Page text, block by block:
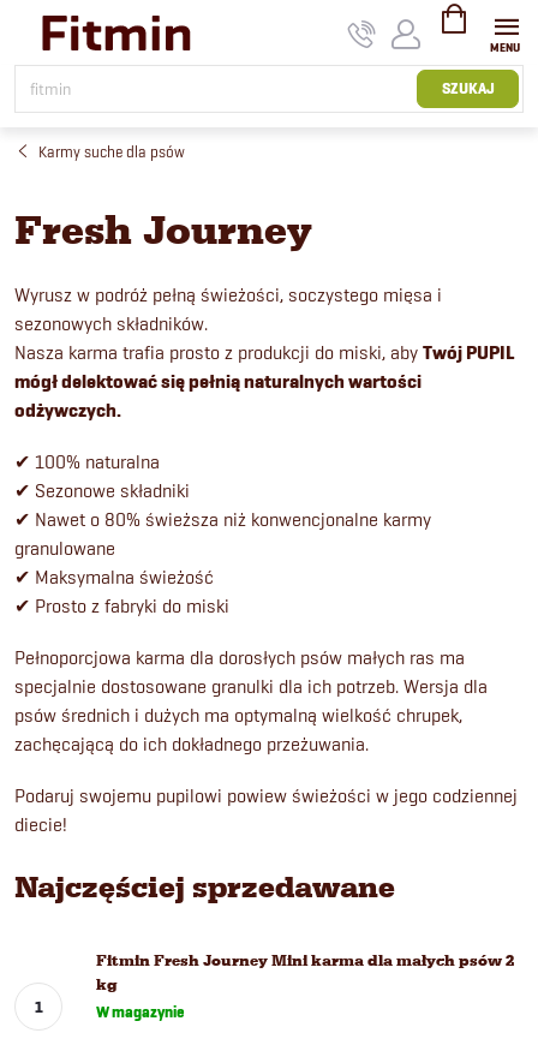
treści
SZUKAJ
KOSZYK
Karmy suche dla psów
Fresh Journey
Wyrusz w podróż pełną świeżości, soczystego mięsa i
sezonowych składników.
Nasza karma trafia prosto z produkcji do miski, aby Twój PUPIL
mógł delektować się pełnią naturalnych wartości
odżywczych.
✔ 100% naturalna
✔ Sezonowe składniki
✔ Nawet o 80% świeższa niż konwencjonalne karmy
granulowane
✔ Maksymalna świeżość
✔ Prosto z fabryki do miski
Pełnoporcjowa karma dla dorosłych psów małych ras ma
specjalnie dostosowane granulki dla ich potrzeb. Wersja dla
psów średnich i dużych ma optymalną wielkość chrupek,
zachęcającą do ich dokładnego przeżuwania.
Podaruj swojemu pupilowi powiew świeżości w jego codziennej
diecie!
Najczęściej sprzedawane
Fitmin Fresh Journey Mini karma dla małych psów 2
kg
W magazynie